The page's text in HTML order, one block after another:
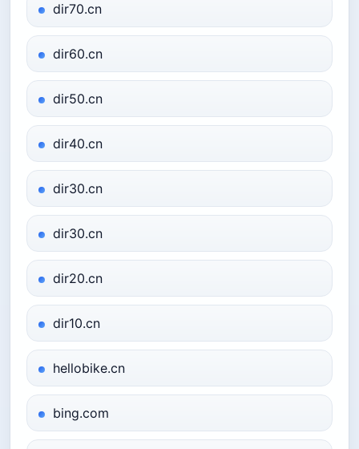
dir70.cn
dir60.cn
dir50.cn
dir40.cn
dir30.cn
dir30.cn
dir20.cn
dir10.cn
hellobike.cn
bing.com